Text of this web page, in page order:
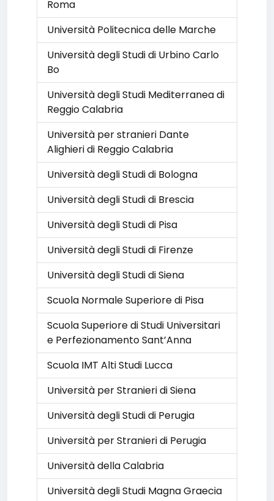
Roma
Università Politecnica delle Marche
Università degli Studi di Urbino Carlo
Bo
Università degli Studi Mediterranea di
Reggio Calabria
Università per stranieri Dante
Alighieri di Reggio Calabria
Università degli Studi di Bologna
Università degli Studi di Brescia
Università degli Studi di Pisa
Università degli Studi di Firenze
Università degli Studi di Siena
Scuola Normale Superiore di Pisa
Scuola Superiore di Studi Universitari
e Perfezionamento Sant’Anna
Scuola IMT Alti Studi Lucca
Università per Stranieri di Siena
Università degli Studi di Perugia
Università per Stranieri di Perugia
Università della Calabria
Università degli Studi Magna Graecia